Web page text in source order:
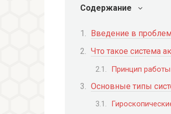
Содержание
Введение в
Что такое система
Принцип работы
Основные типы